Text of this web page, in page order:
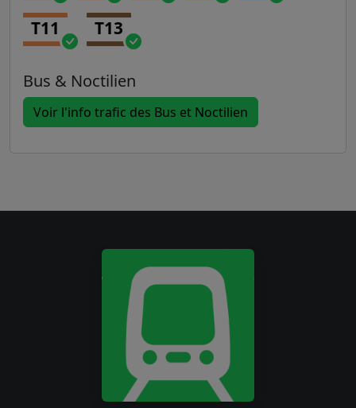
T11 T13
Bus & Noctilien
Voir l'info trafic des Bus et Noctilien